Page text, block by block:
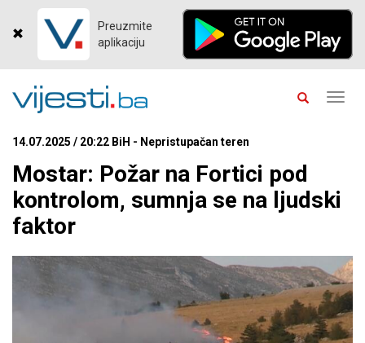
Preuzmite
aplikaciju
14.07.2025 / 20:22 BiH - Nepristupačan teren
Mostar: Požar na Fortici pod
kontrolom, sumnja se na ljudski
faktor